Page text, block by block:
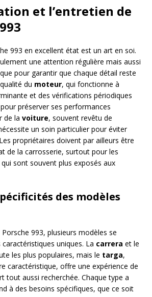
et l’entretien de
993 en excellent état est un art en soi.
une attention régulière mais aussi
pour garantir que chaque détail reste
du moteur, qui fonctionne à
et des vérifications périodiques
préserver ses performances
de la voiture, souvent revêtu de
un soin particulier pour éviter
propriétaires doivent par ailleurs être
de la carrosserie, surtout pour les
qui sont souvent plus exposés aux
des modèles
993, plusieurs modèles se
uniques. La carrera et le
les plus populaires, mais le targa,
caractéristique, offre une expérience de
tout aussi recherchée. Chaque type a
à des besoins spécifiques, que ce soit